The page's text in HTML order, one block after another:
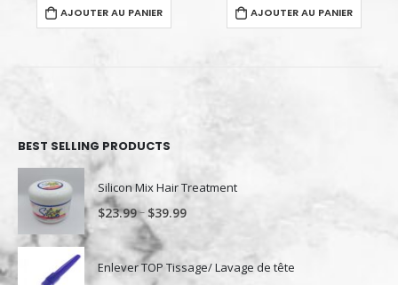
AJOUTER AU PANIER AJOUTER AU PANIER
BEST SELLING PRODUCTS
Silicon Mix Hair Treatment
$23.99– $39.99
Enlever TOP Tissage/ Lavage de tête